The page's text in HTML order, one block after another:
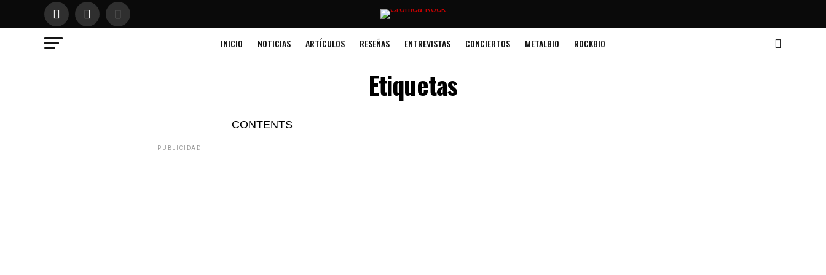
INICIO NOTICIAS ARTÍCULOS RESEÑAS ENTREVISTAS CONCIERTOS METALBIO ROCKBIO
Etiquetas
CONTENTS
PUBLICIDAD